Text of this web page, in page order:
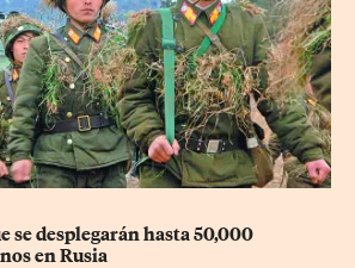
se desplegarán hasta 50,000
en Rusia